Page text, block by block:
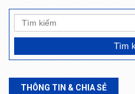
THÔNG TIN & CHIA SẺ